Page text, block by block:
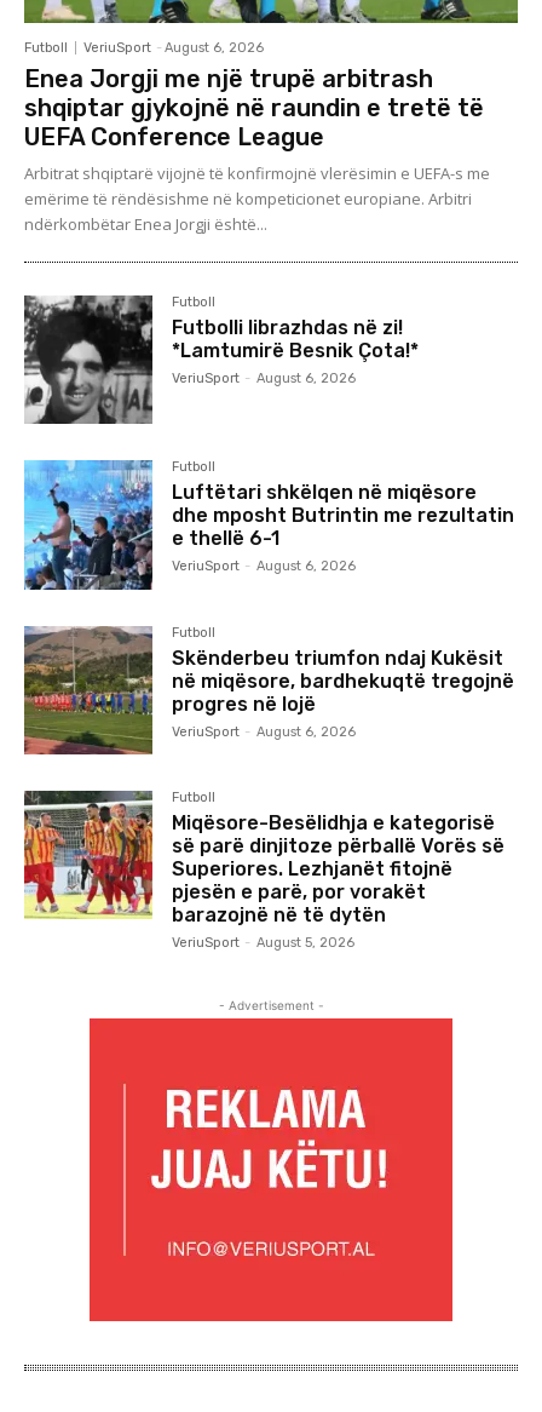
Futboll VeriuSport - August 6, 2026
Enea Jorgji me një trupë arbitrash
shqiptar gjykojnë në raundin e tretë të
UEFA Conference League
Arbitrat shqiptarë vijojnë të konfirmojnë vlerësimin e UEFA-s me
emërime të rëndësishme në kompeticionet europiane. Arbitri
ndërkombëtar Enea Jorgji është...
Futboll
Futbolli librazhdas në zi!
*Lamtumirë Besnik Çota!*
VeriuSport - August 6, 2026
Futboll
Luftëtari shkëlqen në miqësore
dhe mposht Butrintin me rezultatin
e thellë 6-1
VeriuSport - August 6, 2026
Futboll
Skënderbeu triumfon ndaj Kukësit
në miqësore, bardhekuqtë tregojnë
progres në lojë
VeriuSport - August 6, 2026
Futboll
Miqësore-Besëlidhja e kategorisë
së parë dinjitoze përballë Vorës së
Superiores. Lezhjanët fitojnë
pjesën e parë, por vorakët
barazojnë në të dytën
VeriuSport - August 5, 2026
- Advertisement -